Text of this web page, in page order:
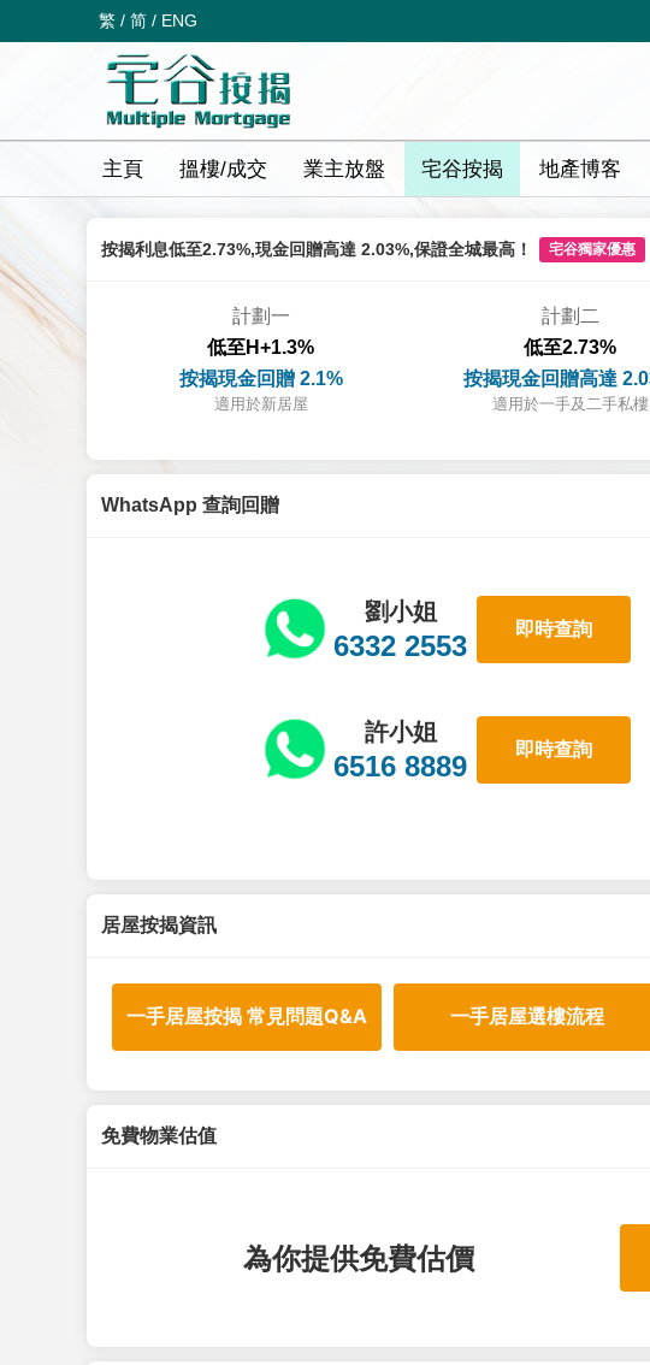
繁 / 简 / ENG
主頁 搵樓/成交 業主放盤 宅谷按揭 地產博客
按揭利息低至2.73%,現金回贈高達 2.03%,保證全城最高！ 宅谷獨家優惠
計劃一
低至H+1.3%
按揭現金回贈 2.1%
適用於新居屋
計劃二
低至2.73%
按揭現金回贈高達
適用於一手及二手私樓
WhatsApp 查詢回贈
劉小姐
6332 2553
即時查詢
許小姐
6516 8889
即時查詢
居屋按揭資訊
一手居屋按揭 常見問題Q&A 一手居屋選樓流程
免費物業估值
為你提供免費估價